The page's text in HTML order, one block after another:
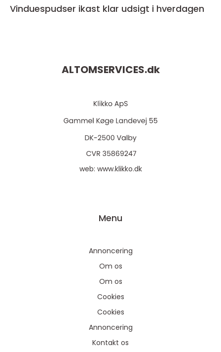
Vinduespudser ikast klar udsigt i hverdagen
ALTOMSERVICES.dk
web: www.klikko.dk
Menu
Annoncering
Om os
Om os
Cookies
Cookies
Annoncering
Kontakt os